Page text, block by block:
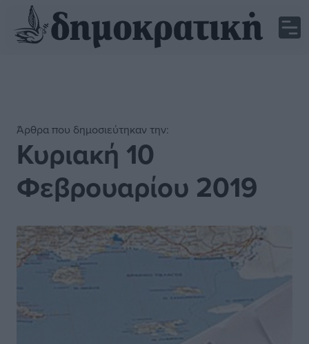
Άρθρα που δημοσιεύτηκαν την:
Κυριακή 10
Φεβρουαρίου 2019